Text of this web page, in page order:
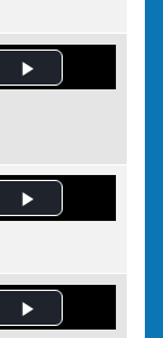
Play Video
Play Video
Play Video